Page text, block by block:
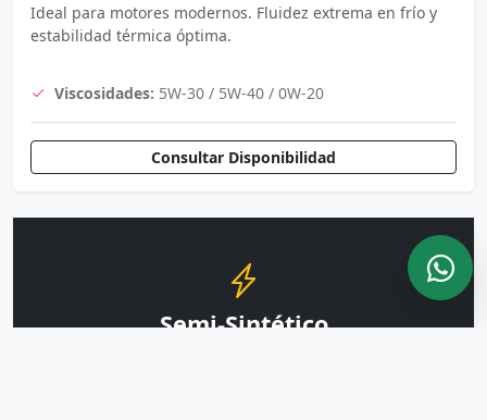
Ideal para motores modernos. Fluidez extrema en frío y
estabilidad térmica óptima.
Viscosidades: 5W-30 / 5W-40 / 0W-20
Consultar Disponibilidad
Semi-Sintético